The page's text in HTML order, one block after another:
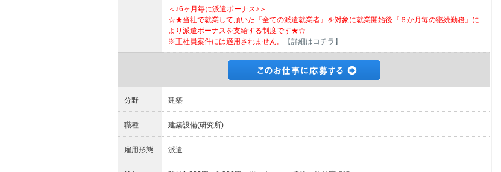
＜♪6ヶ月毎に派遣ボーナス♪＞
☆★当社で就業して頂いた『全ての派遣就業者』を対象に就業開始後『６か月毎の継続勤務』に
より派遣ボーナスを支給する制度です★☆
※正社員案件には適用されません。
【詳細はコチラ】
分野 建築
職種 建築設備(研究所)
雇用形態 派遣